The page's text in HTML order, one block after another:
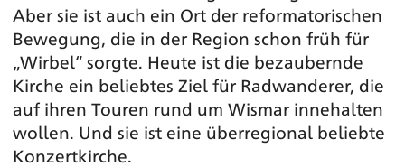
Aber sie ist auch ein Ort der reformatorischen
Bewegung, die in der Region schon früh für
„Wirbel“ sorgte. Heute ist die bezaubernde
Kirche ein beliebtes Ziel für Radwanderer, die
auf ihren Touren rund um Wismar innehalten
wollen. Und sie ist eine überregional beliebte
Konzertkirche.